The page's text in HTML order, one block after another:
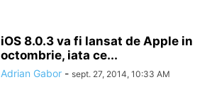
iOS 8.0.3 va fi lansat de Apple in
octombrie, iata ce...
Adrian Gabor - sept. 27, 2014, 10:33 AM